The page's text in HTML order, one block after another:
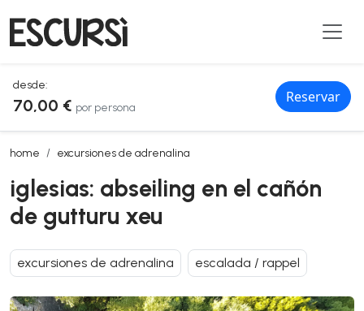
desde:
70,00 € por persona
Reservar
home excursiones de adrenalina
iglesias: abseiling en el cañón de gutturu xeu
iglesias: abseiling en el cañón
de gutturu xeu
excursiones de adrenalina escalada / rappel